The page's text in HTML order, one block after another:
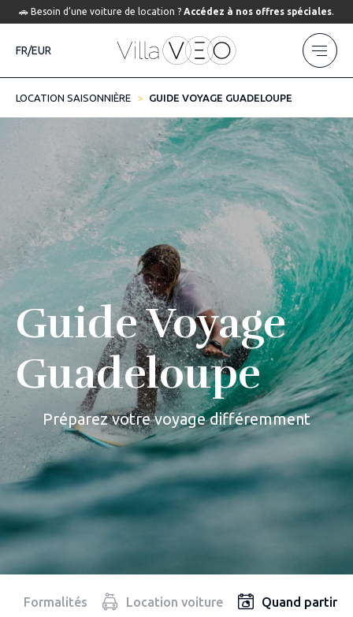
🚗 Besoin d’une voiture de location ? Accédez à nos offres spéciales.
FR/EUR
LOCATION SAISONNIÈRE GUIDE VOYAGE GUADELOUPE
Guide Voyage
Guadeloupe
Préparez votre voyage différemment
Formalités Location voiture Quand partir